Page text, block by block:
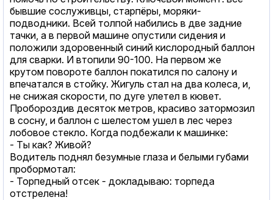
бывшие сослуживцы, старпёры, моряки-
подводники. Всей толпой набились в две задние
тачки, а в первой машине опустили сидения и
положили здоровенный синий кислородный баллон
для сварки. И втопили 90-100. На первом же
крутом повороте баллон покатился по салону и
впечатался в стойку. Жигуль стал на два колеса, и,
не снижая скорости, по дуге улетел в кювет.
Пробороздив десяток метров, красиво затормозил
в сосну, и баллон с шелестом ушел в лес через
лобовое стекло. Когда подбежали к машинке:
- Ты как? Живой?
Водитель поднял безумные глаза и белыми губами
пробормотал:
- Торпедный отсек - докладываю: торпеда
отстрелена!